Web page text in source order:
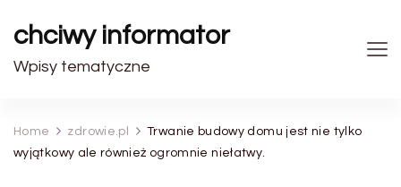
chciwy informator
Wpisy tematyczne
Home zdrowie.pl
Trwanie budowy domu jest nie tylko
wyjątkowy ale również ogromnie niełatwy.